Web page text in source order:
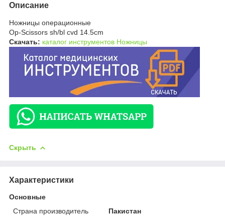
Описание
Ножницы операционные
Op-Scissors sh/bl cvd 14.5cm
Скачать: каталог инструментов Ножницы
Скрыть
Характеристики
Основные
Страна производитель
Пакистан